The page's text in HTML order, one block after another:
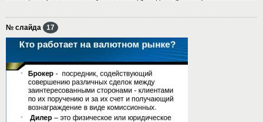
№ слайда 17